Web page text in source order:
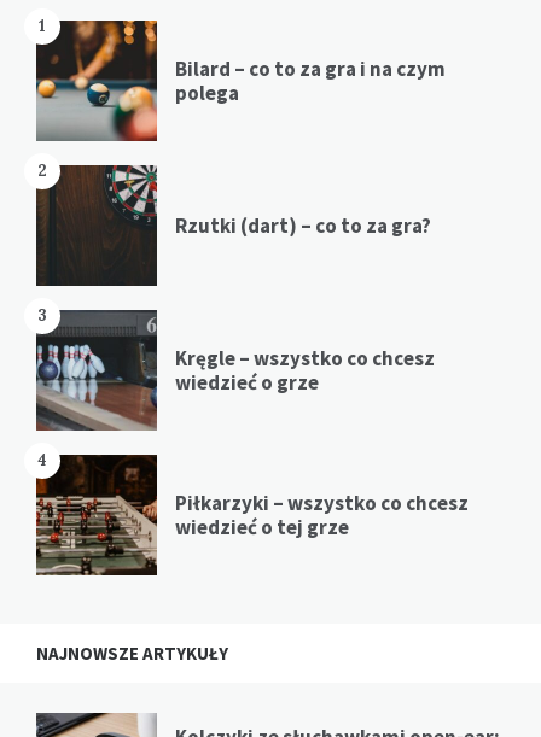
1
Bilard – co to za gra i na czym
polega
2
Rzutki (dart) – co to za gra?
3
Kręgle – wszystko co chcesz
wiedzieć o grze
4
Piłkarzyki – wszystko co chcesz
wiedzieć o tej grze
NAJNOWSZE ARTYKUŁY